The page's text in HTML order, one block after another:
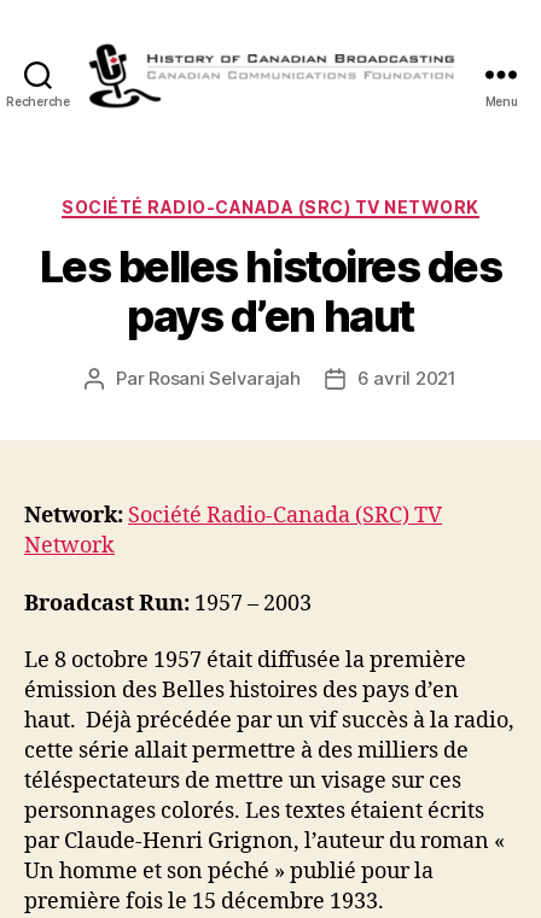
Recherche
Radiodiffusion
Menu
Catégories
SOCIÉTÉ RADIO-CANADA (SRC) TV NETWORK
Les belles histoires des
pays d’en haut
Auteur
Par Rosani Selvarajah
Date6 avril 2021
Network: Société Radio-Canada (SRC) TV
Network
Broadcast Run: 1957 – 2003
Le 8 octobre 1957 était diffusée la première
émission des Belles histoires des pays d’en
haut. Déjà précédée par un vif succès à la radio,
cette série allait permettre à des milliers de
téléspectateurs de mettre un visage sur ces
personnages colorés. Les textes étaient écrits
par Claude-Henri Grignon, l’auteur du roman «
Un homme et son péché » publié pour la
première fois le 15 décembre 1933.